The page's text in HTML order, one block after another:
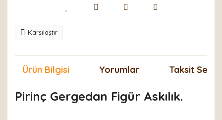
Karşılaştır
Ürün Bilgisi Yorumlar Taksit
Pirinç Gergedan Figür Askılık.